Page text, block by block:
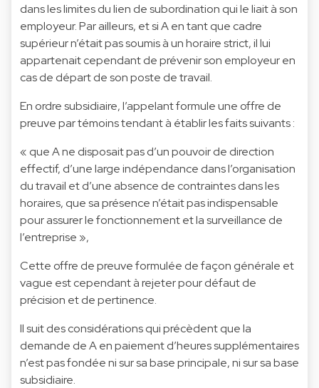
dans les limites du lien de subordination qui le liait à son
employeur. Par ailleurs, et si A en tant que cadre
supérieur n’était pas soumis à un horaire strict, il lui
appartenait cependant de prévenir son employeur en
cas de départ de son poste de travail.
En ordre subsidiaire, l’appelant formule une offre de
preuve par témoins tendant à établir les faits suivants :
« que A ne disposait pas d’un pouvoir de direction
effectif, d’une large indépendance dans l’organisation
du travail et d’une absence de contraintes dans les
horaires, que sa présence n’était pas indispensable
pour assurer le fonctionnement et la surveillance de
l’entreprise »,
Cette offre de preuve formulée de façon générale et
vague est cependant à rejeter pour défaut de
précision et de pertinence.
Il suit des considérations qui précèdent que la
demande de A en paiement d’heures supplémentaires
n’est pas fondée ni sur sa base principale, ni sur sa base
subsidiaire.